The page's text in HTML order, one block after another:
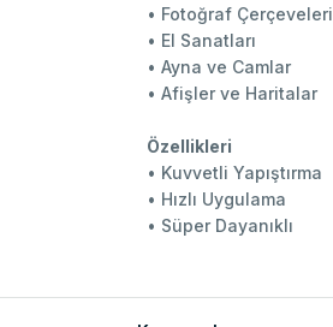
• Fotoğraf Çerçeveleri
• El Sanatları
• Ayna ve Camlar
• Afişler ve Haritalar
Özellikleri
• Kuvvetli Yapıştırma
• Hızlı Uygulama
• Süper Dayanıklı